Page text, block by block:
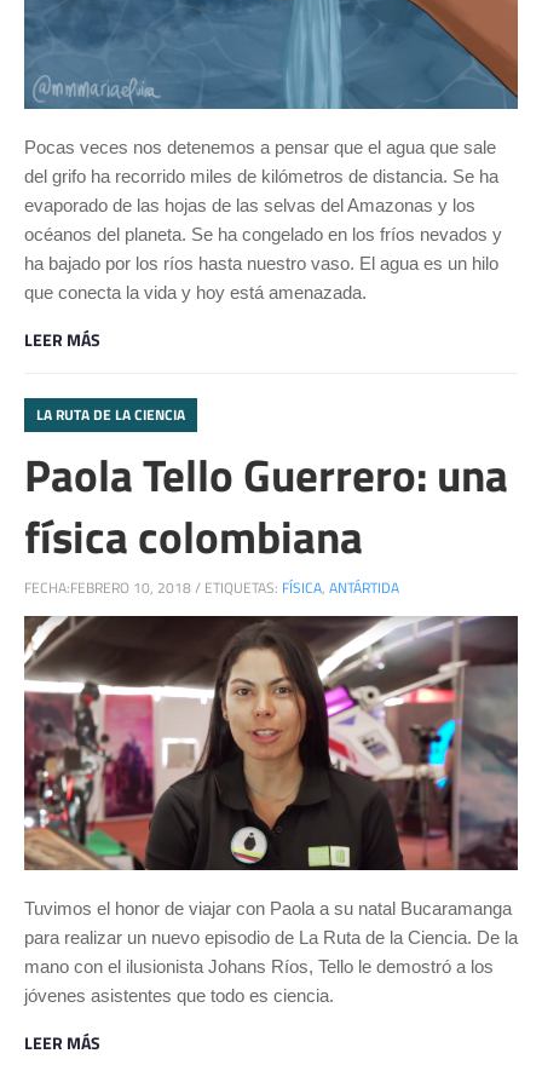
Pocas veces nos detenemos a pensar que el agua que sale
del grifo ha recorrido miles de kilómetros de distancia. Se ha
evaporado de las hojas de las selvas del Amazonas y los
océanos del planeta. Se ha congelado en los fríos nevados y
ha bajado por los ríos hasta nuestro vaso. El agua es un hilo
que conecta la vida y hoy está amenazada.
LEER MÁS
LA RUTA DE LA CIENCIA
Paola Tello Guerrero: una
física colombiana
FECHA:FEBRERO 10, 2018/ ETIQUETAS: FÍSICA, ANTÁRTIDA
Tuvimos el honor de viajar con Paola a su natal Bucaramanga
para realizar un nuevo episodio de La Ruta de la Ciencia. De la
mano con el ilusionista Johans Ríos, Tello le demostró a los
jóvenes asistentes que todo es ciencia.
LEER MÁS